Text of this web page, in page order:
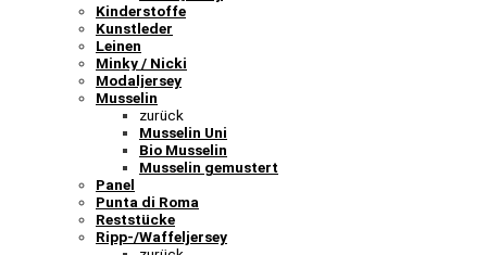
Kinderstoffe
Kunstleder
Leinen
Minky / Nicki
Modaljersey
Musselin
zurück
Musselin Uni
Bio Musselin
Musselin gemustert
Panel
Punta di Roma
Reststücke
Ripp-/Waffeljersey